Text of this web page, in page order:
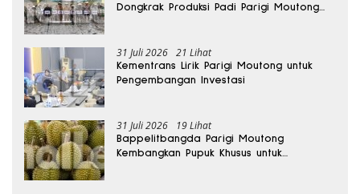
Dongkrak Produksi Padi Parigi Moutong
31 Juli 2026 21 Lihat
Kementrans Lirik Parigi Moutong untuk
Pengembangan Investasi
31 Juli 2026 19 Lihat
Bappelitbangda Parigi Moutong
Kembangkan Pupuk Khusus untuk